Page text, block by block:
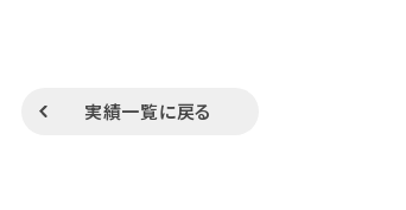
実績一覧に戻る